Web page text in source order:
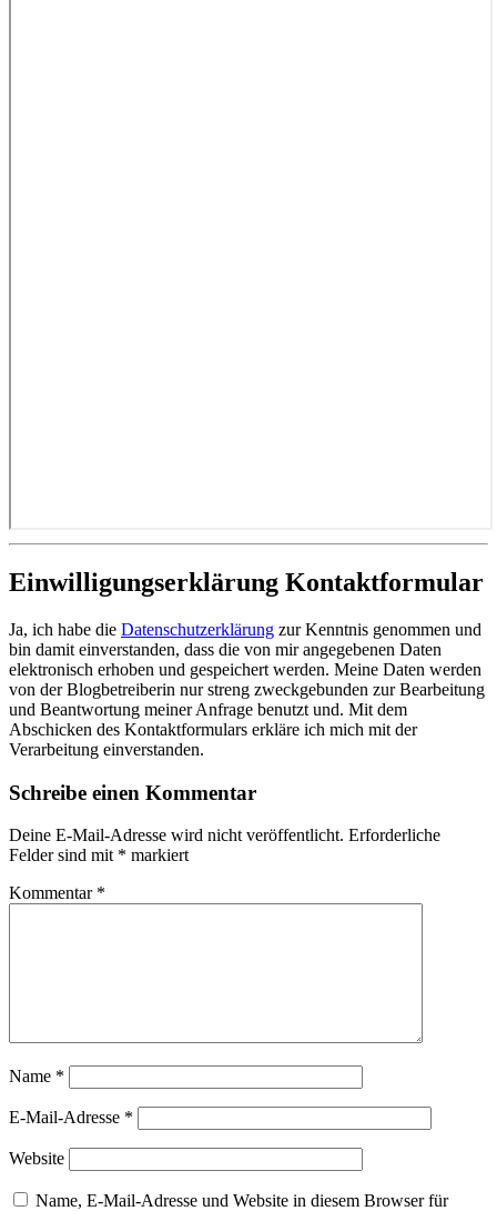
Einwilligungserklärung Kontaktformular
Ja, ich habe die Datenschutzerklärung zur Kenntnis genommen und
bin damit einverstanden, dass die von mir angegebenen Daten
elektronisch erhoben und gespeichert werden. Meine Daten werden
von der Blogbetreiberin nur streng zweckgebunden zur Bearbeitung
und Beantwortung meiner Anfrage benutzt und. Mit dem
Abschicken des Kontaktformulars erkläre ich mich mit der
Verarbeitung einverstanden.
Schreibe einen Kommentar
Deine E-Mail-Adresse wird nicht veröffentlicht. Erforderliche
Felder sind mit * markiert
Kommentar *
Name *
E-Mail-Adresse *
Website
Name, E-Mail-Adresse und Website in diesem Browser für